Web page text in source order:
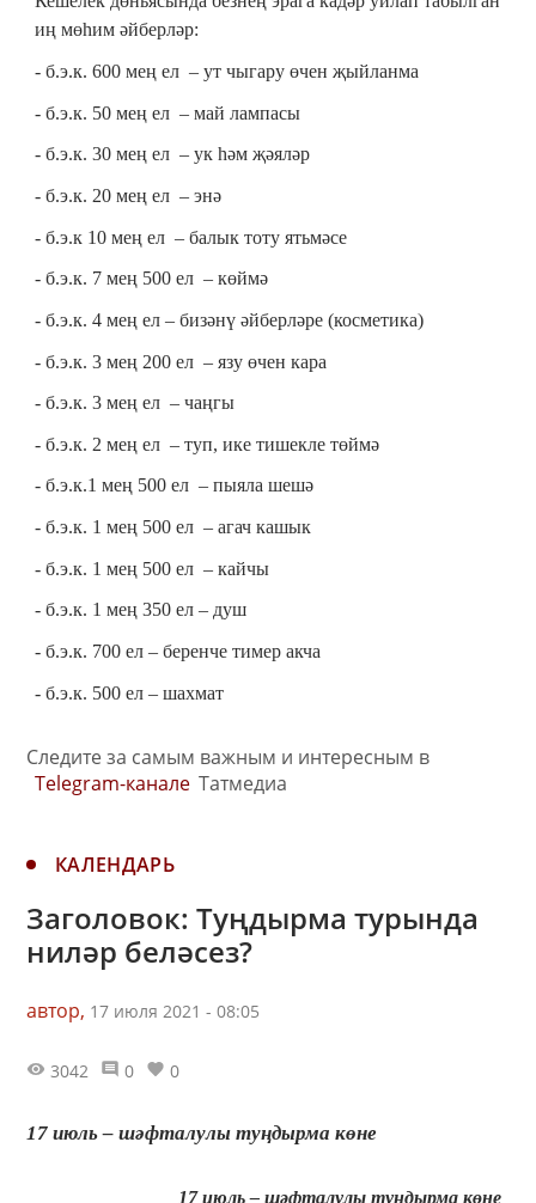
иң мөһим әйберләр:
- б.э.к. 600 мең ел – ут чыгару өчен җыйланма
- б.э.к. 50 мең ел – май лампасы
- б.э.к. 30 мең ел – ук һәм җәяләр
- б.э.к. 20 мең ел – энә
- б.э.к 10 мең ел – балык тоту ятьмәсе
- б.э.к. 7 мең 500 ел – көймә
- б.э.к. 4 мең ел – бизәнү әйберләре (косметика)
- б.э.к. 3 мең 200 ел – язу өчен кара
- б.э.к. 3 мең ел – чаңгы
- б.э.к. 2 мең ел – туп, ике тишекле төймә
- б.э.к.1 мең 500 ел – пыяла шешә
- б.э.к. 1 мең 500 ел – агач кашык
- б.э.к. 1 мең 500 ел – кайчы
- б.э.к. 1 мең 350 ел – душ
- б.э.к. 700 ел – беренче тимер акча
- б.э.к. 500 ел – шахмат
Следите за самым важным и интересным в
Telegram-канале Татмедиа
КАЛЕНДАРЬ
Заголовок: Туңдырма турында
ниләр беләсез?
автор, 17 июля 2021 - 08:05
3042 0 0
17 июль – шәфталулы туңдырма көне
17 июль – шәфталулы туңдырма көне